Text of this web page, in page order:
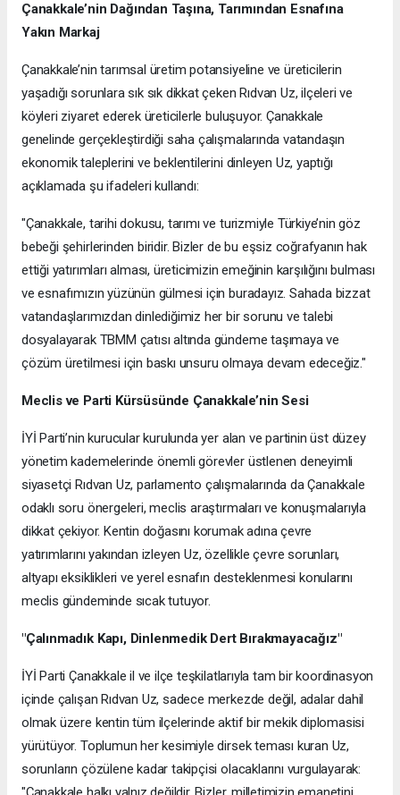
Çanakkale’nin Dağından Taşına, Tarımından Esnafına
Yakın Markaj
Çanakkale’nin tarımsal üretim potansiyeline ve üreticilerin
yaşadığı sorunlara sık sık dikkat çeken Rıdvan Uz, ilçeleri ve
köyleri ziyaret ederek üreticilerle buluşuyor. Çanakkale
genelinde gerçekleştirdiği saha çalışmalarında vatandaşın
ekonomik taleplerini ve beklentilerini dinleyen Uz, yaptığı
açıklamada şu ifadeleri kullandı:
"Çanakkale, tarihi dokusu, tarımı ve turizmiyle Türkiye’nin göz
bebeği şehirlerinden biridir. Bizler de bu eşsiz coğrafyanın hak
ettiği yatırımları alması, üreticimizin emeğinin karşılığını bulması
ve esnafımızın yüzünün gülmesi için buradayız. Sahada bizzat
vatandaşlarımızdan dinlediğimiz her bir sorunu ve talebi
dosyalayarak TBMM çatısı altında gündeme taşımaya ve
çözüm üretilmesi için baskı unsuru olmaya devam edeceğiz."
Meclis ve Parti Kürsüsünde Çanakkale’nin Sesi
İYİ Parti’nin kurucular kurulunda yer alan ve partinin üst düzey
yönetim kademelerinde önemli görevler üstlenen deneyimli
siyasetçi Rıdvan Uz, parlamento çalışmalarında da Çanakkale
odaklı soru önergeleri, meclis araştırmaları ve konuşmalarıyla
dikkat çekiyor. Kentin doğasını korumak adına çevre
yatırımlarını yakından izleyen Uz, özellikle çevre sorunları,
altyapı eksiklikleri ve yerel esnafın desteklenmesi konularını
meclis gündeminde sıcak tutuyor.
"Çalınmadık Kapı, Dinlenmedik Dert Bırakmayacağız"
İYİ Parti Çanakkale il ve ilçe teşkilatlarıyla tam bir koordinasyon
içinde çalışan Rıdvan Uz, sadece merkezde değil, adalar dahil
olmak üzere kentin tüm ilçelerinde aktif bir mekik diplomasisi
yürütüyor. Toplumun her kesimiyle dirsek teması kuran Uz,
sorunların çözülene kadar takipçisi olacaklarını vurgulayarak: